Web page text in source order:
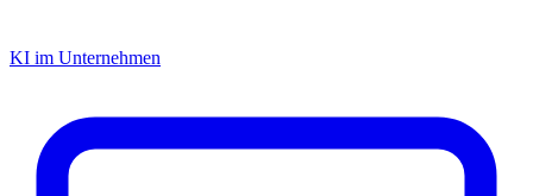
KI im Unternehmen